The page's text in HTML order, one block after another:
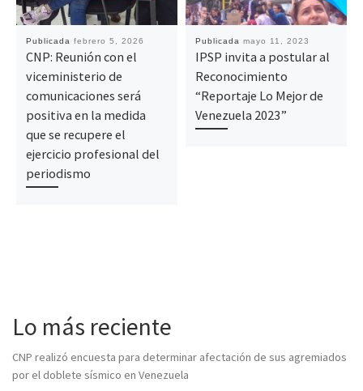
Publicada febrero 5, 2026
CNP: Reunión con el
viceministerio de
comunicaciones será
positiva en la medida
que se recupere el
ejercicio profesional del
periodismo
Publicada mayo 11, 2023
IPSP invita a postular al
Reconocimiento
“Reportaje Lo Mejor de
Venezuela 2023”
Lo más reciente
CNP realizó encuesta para determinar afectación de sus agremiados
por el doblete sísmico en Venezuela